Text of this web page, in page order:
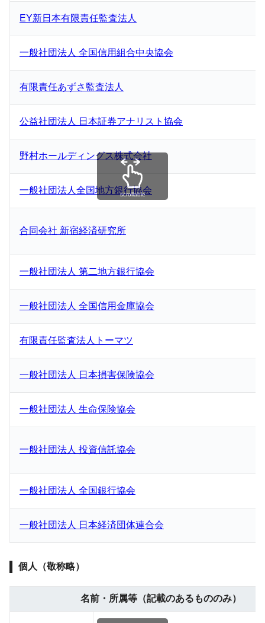
EY新日本有限責任監査法人
一般社団法人 全国信用組合中央協会
有限責任あずさ監査法人
公益社団法人 日本証券アナリスト協会
野村ホールディングス株式会社
一般社団法人全国地方銀行協会
合同会社 新宿経済研究所
一般社団法人 第二地方銀行協会
一般社団法人 全国信用金庫協会
有限責任監査法人トーマツ
一般社団法人 日本損害保険協会
一般社団法人 生命保険協会
一般社団法人 投資信託協会
一般社団法人 全国銀行協会
一般社団法人 日本経済団体連合会
scrollable
個人（敬称略）
名前・所属等（記載のあるもののみ）